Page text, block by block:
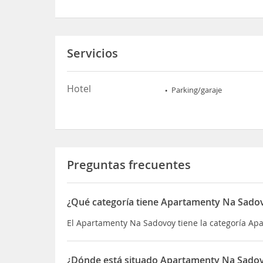
Servicios
Hotel Parking/garaje
Preguntas frecuentes
¿Qué categoría tiene Apartamenty Na
El Apartamenty Na Sadovoy tiene la categoría
¿Dónde está situado Apartamenty Na